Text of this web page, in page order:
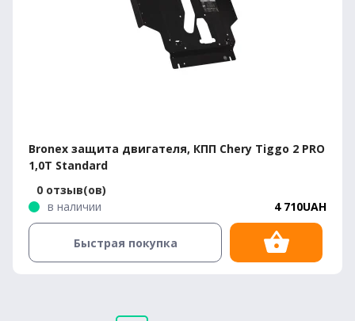
Bronex защита двигателя, КПП Chery Tiggo 2 PRO
1,0T Standard
0 отзыв(ов)
в наличии
4 710UAH
Быстрая покупка